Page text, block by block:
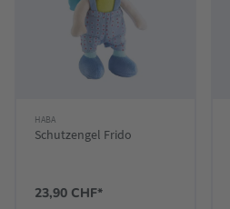
HABA
Schutzengel Frido
23,90 CHF*